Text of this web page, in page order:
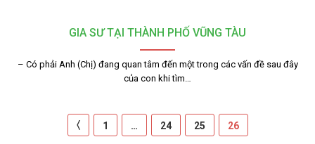
GIA SƯ TẠI THÀNH PHỐ VŨNG TÀU
– Có phải Anh (Chị) đang quan tâm đến một trong các vấn đề sau đây
của con khi tìm…
〈 1 … 24 25 26